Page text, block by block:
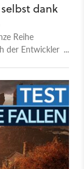
dank
Reihe
der Entwickler
gehört das
der Items,
eines
Abenteuer
erschienen.